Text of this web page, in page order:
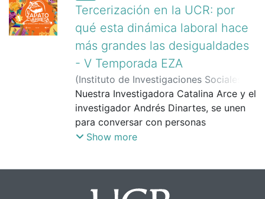
o un tema colectivo? En este episodio
de El Zapato Aprieta, nuestras
investigadoras Catalina Arce, Silvia
Azofeifa y Andrés Dinartes, se unen a
Paola Alfaro, quien recientemente
realizó una investigación en torno al
cierre de los espacios asilares del
Hospital Nacional Psiquiátrico Manuel
Antonio Chapuí y Torres, para
conversar al respecto desde una
Tercerización en la UCR: por
qué esta dinámica laboral hace
más grandes las desigualdades
- V Temporada EZA
(Instituto de Investigaciones Sociales
(IIS),24/11/2022)Arce Aguilar, Catalina;
Dinartes Bogantes, Andrés
Nuestra Investigadora Catalina Arce y el
investigador Andrés Dinartes, se unen
para conversar con personas
trabajadoras de SELIME sobre sus
Show more